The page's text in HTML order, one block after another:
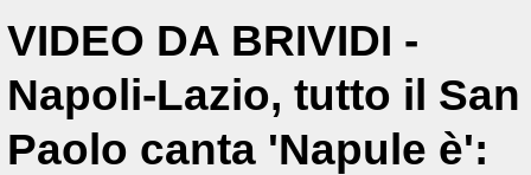
VIDEO DA BRIVIDI -
Napoli-Lazio, tutto il San
Paolo canta 'Napule è':